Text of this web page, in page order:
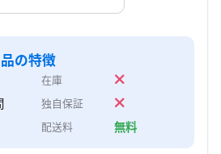
の特徴
在庫
独自保証
配送料 無料